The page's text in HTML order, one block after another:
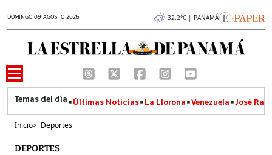
DOMINGO 09 AGOSTO 2026 32.2°C | PANAMÁ
Últimas Noticias La Llorona Venezuela José
Inicio> Deportes
DEPORTES